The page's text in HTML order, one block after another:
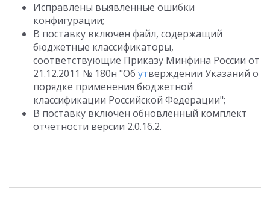
Исправлены выявленные ошибки
конфигурации;
В поставку включен файл, содержащий
бюджетные классификаторы,
соответствующие Приказу Минфина России от
21.12.2011 № 180н "Об утверждении Указаний о
порядке применения бюджетной
классификации Российской Федерации";
В поставку включен обновленный комплект
отчетности версии 2.0.16.2.